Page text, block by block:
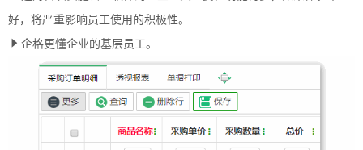
好，将严重影响员工使用的积极性。
企格更懂企业的基层员工。